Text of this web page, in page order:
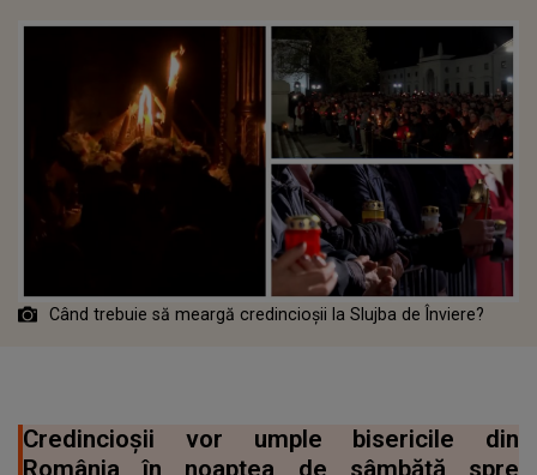
Când trebuie să meargă credincioșii la Slujba de Înviere?
Credincioșii vor umple bisericile din
România în noaptea de sâmbătă spre